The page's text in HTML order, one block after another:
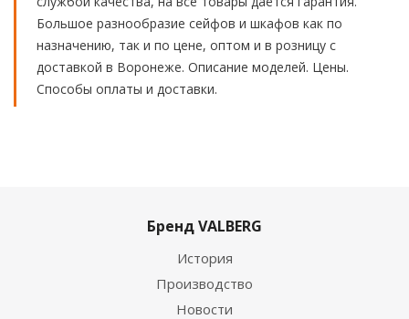
Большое разнообразие сейфов и шкафов как по
назначению, так и по цене, оптом и в розницу с
доставкой в Воронеже. Описание моделей. Цены.
Способы оплаты и доставки.
Бренд VALBERG
История
Производство
Новости